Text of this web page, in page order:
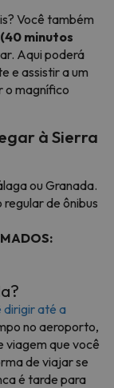
Você também
minutos
Aqui poderá
e assistir a um
o magnífico
à Sierra
ou Granada.
de ônibus
dirigir até a
no aeroporto,
viagem que você
de viajar se
é tarde para